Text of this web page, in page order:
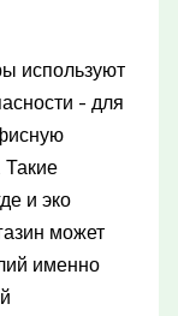
используют
- для
Такие
и эко
может
именно